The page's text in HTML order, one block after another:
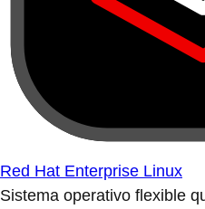
Red Hat Enterprise Linux
Sistema operativo flexible